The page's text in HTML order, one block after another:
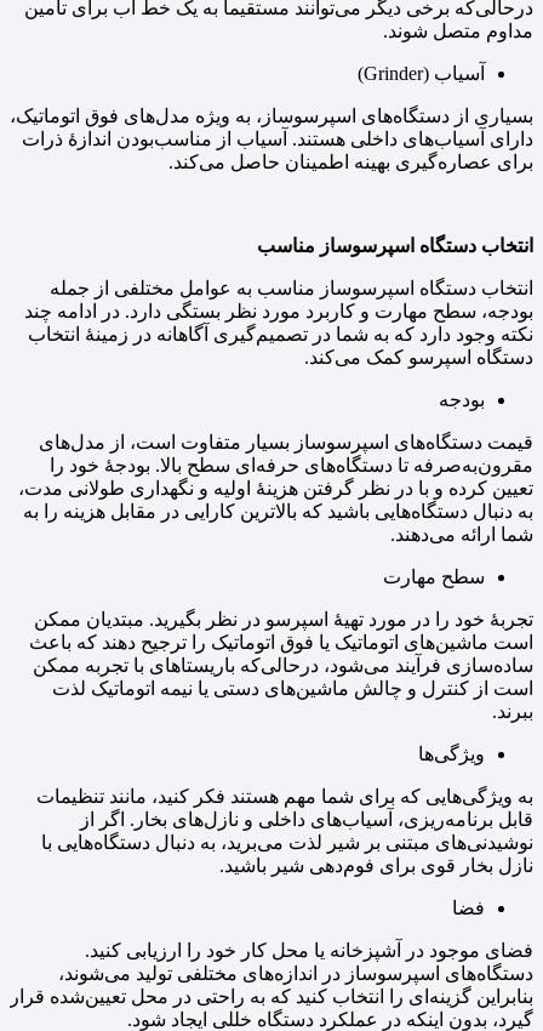
درحالی‌که برخی دیگر می‌توانند مستقیماً به یک خط آب برای تأمین
مداوم متصل شوند.
آسیاب (Grinder)
بسیاری از دستگاه‌های اسپرسوساز، به ویژه مدل‌های فوق اتوماتیک،
دارای آسیاب‌های داخلی هستند. آسیاب از مناسب‌بودن اندازهٔ ذرات
برای عصاره‌گیری بهینه اطمینان حاصل می‌کند.
انتخاب دستگاه اسپرسوساز مناسب
انتخاب دستگاه اسپرسوساز مناسب به عوامل مختلفی از جمله
بودجه، سطح مهارت و کاربرد مورد نظر بستگی دارد. در ادامه چند
نکته وجود دارد که به شما در تصمیم‌گیری آگاهانه در زمینهٔ انتخاب
دستگاه اسپرسو کمک می‌کند.
بودجه
قیمت دستگاه‌های اسپرسوساز بسیار متفاوت است، از مدل‌های
مقرون‌به‌صرفه تا دستگاه‌های حرفه‌ای سطح بالا. بودجهٔ خود را
تعیین کرده و با در نظر گرفتن هزینهٔ اولیه و نگهداری طولانی مدت،
به دنبال دستگاه‌هایی باشید که بالاترین کارایی در مقابل هزینه را به
شما ارائه می‌دهند.
سطح مهارت
تجربهٔ خود را در مورد تهیهٔ اسپرسو در نظر بگیرید. مبتدیان ممکن
است ماشین‌های اتوماتیک یا فوق اتوماتیک را ترجیح دهند که باعث
ساده‌سازی فرآیند می‌شود، درحالی‌که باریستاهای با تجربه ممکن
است از کنترل و چالش ماشین‌های دستی یا نیمه اتوماتیک لذت
ببرند.
ویژگی‌ها
به ویژگی‌هایی که برای شما مهم هستند فکر کنید، مانند تنظیمات
قابل برنامه‌ریزی، آسیاب‌های داخلی و نازل‌های بخار. اگر از
نوشیدنی‌های مبتنی بر شیر لذت می‌برید، به دنبال دستگاه‌هایی با
نازل بخار قوی برای فوم‌دهی شیر باشید.
فضا
فضای موجود در آشپزخانه یا محل کار خود را ارزیابی کنید.
دستگاه‌های اسپرسوساز در اندازه‌های مختلفی تولید می‌شوند،
بنابراین گزینه‌ای را انتخاب کنید که به راحتی در محل تعیین‌شده قرار
گیرد، بدون اینکه در عملکرد دستگاه خللی ایجاد شود.